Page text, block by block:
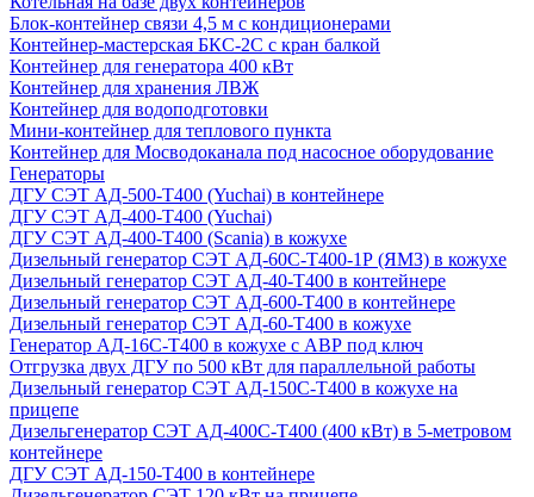
Блок-контейнер связи 4,5 м с кондиционерами
Контейнер-мастерская БКС-2С с кран балкой
Контейнер для генератора 400 кВт
Контейнер для хранения ЛВЖ
Контейнер для водоподготовки
Мини-контейнер для теплового пункта
Контейнер для Мосводоканала под насосное оборудование
Генераторы
ДГУ СЭТ АД-500-Т400 (Yuchai) в контейнере
ДГУ СЭТ АД-400-Т400 (Yuchai)
ДГУ СЭТ АД-400-Т400 (Scania) в кожухе
Дизельный генератор СЭТ АД-60С-Т400-1Р (ЯМЗ) в кожухе
Дизельный генератор СЭТ АД-40-Т400 в контейнере
Дизельный генератор СЭТ АД-600-Т400 в контейнере
Дизельный генератор СЭТ АД-60-Т400 в кожухе
Генератор АД-16С-Т400 в кожухе с АВР под ключ
Отгрузка двух ДГУ по 500 кВт для параллельной работы
Дизельный генератор СЭТ АД-150С-Т400 в кожухе на
прицепе
Дизельгенератор СЭТ АД-400С-Т400 (400 кВт) в 5-метровом
контейнере
ДГУ СЭТ АД-150-Т400 в контейнере